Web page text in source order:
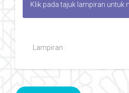
Klik pada tajuk lampiran untuk
Lampiran :